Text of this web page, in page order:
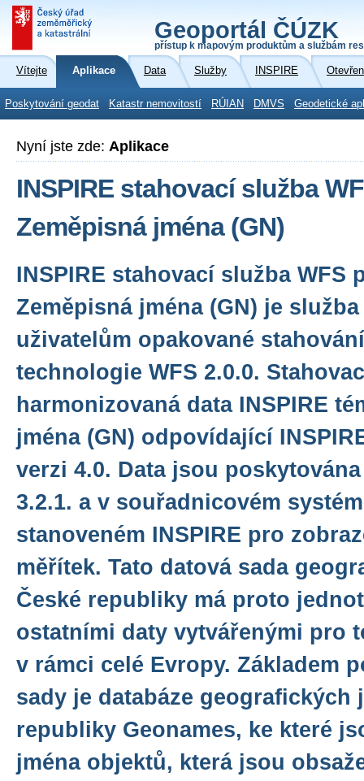
Geoportál ČÚZK
přístup k mapovým produktům a službám
Vítejte Aplikace Data Služby INSPIRE
Poskytování geodat Katastr nemovitostí RÚIAN DMVS Geodetické
Nyní jste zde: Aplikace
INSPIRE stahovací služba
Zeměpisná jména (GN)
INSPIRE stahovací služba WFS
Zeměpisná jména (GN) je
uživatelům opakované
technologie WFS 2.0.0.
harmonizovaná data INSPIRE
jména (GN) odpovídající
verzi 4.0. Data jsou
3.2.1. a v souřadnicovém
stanoveném INSPIRE pro
měřítek. Tato datová sada
České republiky má proto
ostatními daty vytvářenými pro
v rámci celé Evropy. Základem
sady je databáze geografických
republiky Geonames, ke které
jména objektů, která jsou